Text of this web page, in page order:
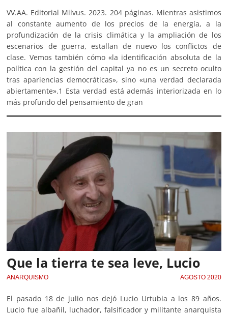
VV.AA. Editorial Milvus. 2023. 204 páginas. Mientras asistimos
al constante aumento de los precios de la energía, a la
profundización de la crisis climática y la ampliación de los
escenarios de guerra, estallan de nuevo los conflictos de
clase. Vemos también cómo «la identificación absoluta de la
política con la gestión del capital ya no es un secreto oculto
tras apariencias democráticas», sino «una verdad declarada
abiertamente».1 Esta verdad está además interiorizada en lo
más profundo del pensamiento de gran
Que la tierra te sea leve, Lucio
ANARQUISMO AGOSTO 2020
El pasado 18 de julio nos dejó Lucio Urtubia a los 89 años.
Lucio fue albañil, luchador, falsificador y militante anarquista